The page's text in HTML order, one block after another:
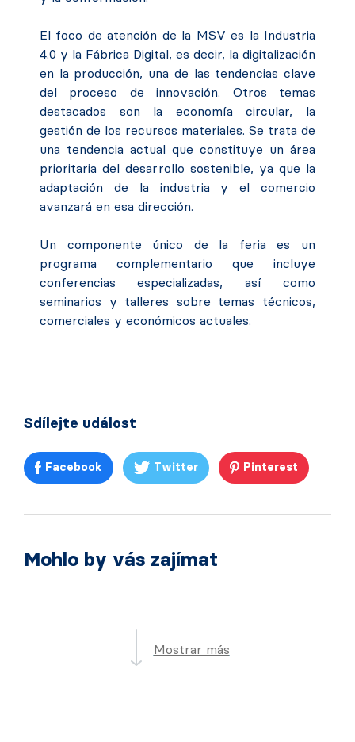
El foco de atención de la MSV es la Industria
4.0 y la Fábrica Digital, es decir, la digitalización
en la producción, una de las tendencias clave
del proceso de innovación. Otros temas
destacados son la economía circular, la
gestión de los recursos materiales. Se trata de
una tendencia actual que constituye un área
prioritaria del desarrollo sostenible, ya que la
adaptación de la industria y el comercio
avanzará en esa dirección.
Un componente único de la feria es un
programa complementario que incluye
conferencias especializadas, así como
seminarios y talleres sobre temas técnicos,
comerciales y económicos actuales.
Sdílejte událost
Facebook Twitter Pinterest
Mohlo by vás zajímat
Mostrar más